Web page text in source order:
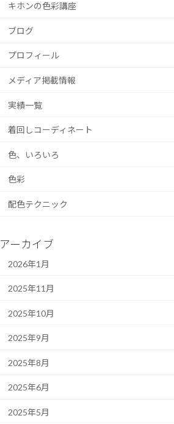
キホンの色彩講座
ブログ
プロフィール
メディア掲載情報
実績一覧
着回しコーディネート
色、いろいろ
色彩
配色テクニック
アーカイブ
2026年1月
2025年11月
2025年10月
2025年9月
2025年8月
2025年6月
2025年5月